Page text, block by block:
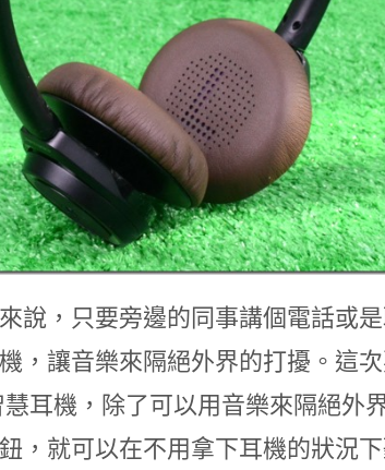
說，只要旁邊的同事講個電話或
，讓音樂來隔絕外界的打擾。這
耳機，除了可以用音樂來隔絕外
，就可以在不用拿下耳機的狀況